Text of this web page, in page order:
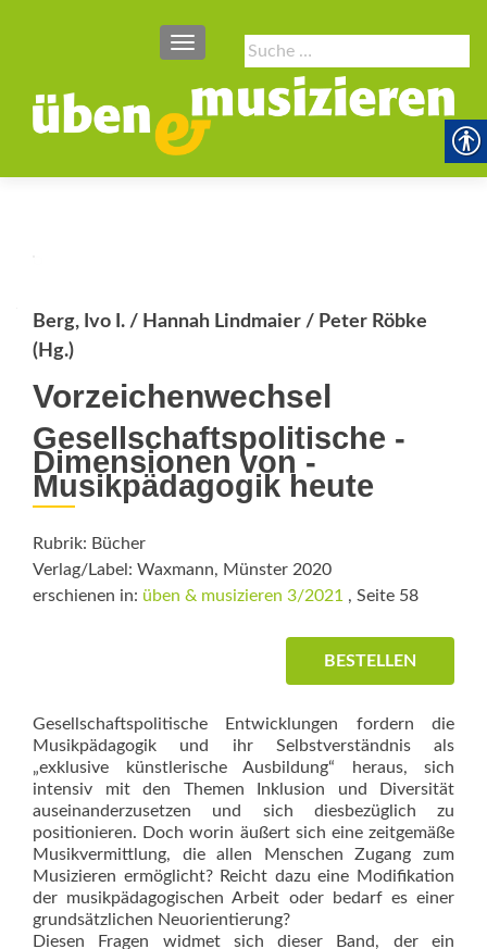
Suche
nach:
SCHALTE NAVIGATION
Berg, Ivo I. / Hannah Lindmaier / Peter Röbke
(Hg.)
Vorzeichenwechsel
Gesellschaftspolitische ­
Dimensionen von ­
Musikpädagogik heute
Rubrik: Bücher
Verlag/Label: Waxmann, Münster 2020
erschienen in: üben & musizieren 3/2021 , Seite 58
BESTELLEN
Gesellschaftspolitische Entwicklungen fordern die
Musikpädagogik und ihr Selbstverständnis als
„exklusive künstlerische Ausbildung“ heraus, sich
intensiv mit den Themen Inklusion und Diversität
auseinanderzusetzen und sich diesbezüglich zu
positionieren. Doch worin äußert sich eine zeitgemäße
Musikvermittlung, die allen Menschen Zugang zum
Musizieren ermöglicht? Reicht dazu eine Modifikation
der musikpädagogischen Arbeit oder bedarf es einer
grundsätzlichen Neuorientierung?
Diesen Fragen widmet sich dieser Band, der ein